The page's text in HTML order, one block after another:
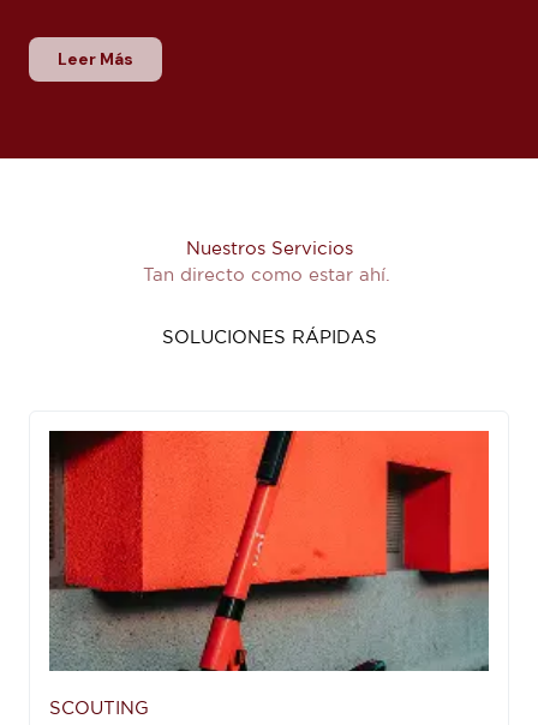
Leer Más
Nuestros Servicios
Tan directo como estar ahí.
SOLUCIONES RÁPIDAS
SCOUTING